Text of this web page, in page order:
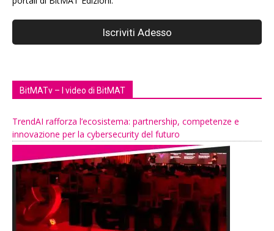
BitMATv – I video di BitMAT
TrendAI rafforza l’ecosistema: partnership, competenze e
innovazione per la cybersecurity del futuro